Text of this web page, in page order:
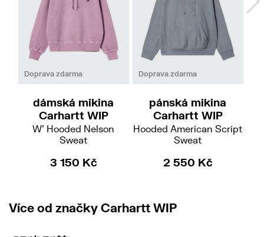
Doprava zdarma
XSS
dámská mikina
Carhartt WIP
W' Hooded Nelson
Sweat
3 150 Kč
Doprava zdarma
MLXL
pánská mikina
Carhartt WIP
Hooded American Script
Sweat
2 550 Kč
Více od značky Carhartt WIP